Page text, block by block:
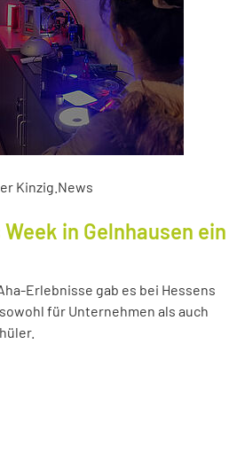
Kinzig.News
in Gelnhausen ein
Erlebnisse gab es bei Hessens
für Unternehmen als auch